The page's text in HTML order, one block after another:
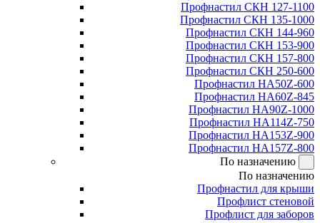
Профнастил СКН 127-1100
Профнастил СКН 135-1000
Профнастил СКН 144-960
Профнастил СКН 153-900
Профнастил СКН 157-800
Профнастил СКН 250-600
Профнастил НА50Z-600
Профнастил НА60Z-845
Профнастил НА90Z-1000
Профнастил НА114Z-750
Профнастил НА153Z-900
Профнастил НА157Z-800
По назначению
По назначению
Профнастил для крыши
Профлист стеновой
Профлист для заборов